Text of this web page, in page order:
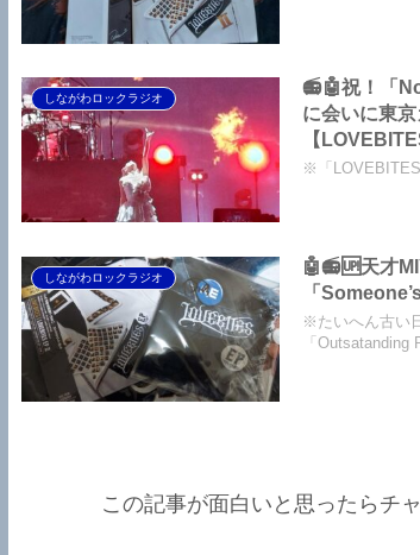
しながわロックラジオ
📻🤖祝！「
に会いに東
【
※「
しながわロックラジオ
🤖📻🆙天才
「
※たいへん古い
「Outsatanding
この記事が面白いと思ったらチ